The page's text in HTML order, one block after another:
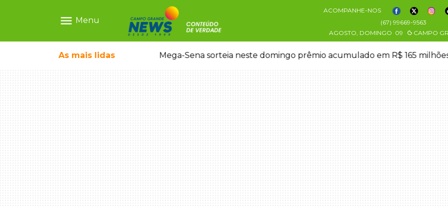
menu Menu
ACOMPANHE-NOS
(67) 99669-9563
AGOSTO, DOMINGO 09 CAMPO
As mais lidas
em sequestro de bebê na Capital Mega-Sena sorteia neste domingo prêmio acumulado em R$ 165